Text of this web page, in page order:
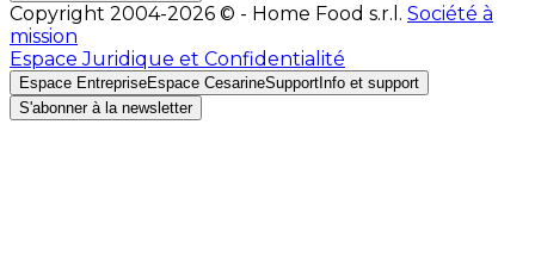
Copyright 2004-2026 © - Home Food s.r.l. Société à
mission
Espace Juridique et Confidentialité
Espace EntrepriseEspace CesarineSupport Info et support
S'abonner à la newsletter